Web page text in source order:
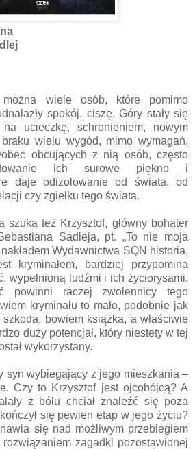
wiele osób, które pomimo
spokój, ciszę. Góry stały się
ucieczkę, schronieniem, nowym
wielu wygód, mimo wymagań,
obcujących z nią osób, często
ich surowe piękno i
daje odizolowanie od świata, od
czy zgiełku tego świata.
szuka też Krzysztof, główny bohater
Sadleja, pt. „To nie moja
Wydawnictwa SQN historia,
kryminałem, bardziej przypomina
wypełnioną ludźmi i ich życiorysami.
powinni raczej zwolennicy tego
kryminału to mało, podobnie jak
bowiem książka, a właściwie
duży potencjał, który niestety w tej
wykorzystany.
syn wybiegający z jego mieszkania –
Czy to Krzysztof jest ojcobójcą? A
z bólu chciał znaleźć się poza
się pewien etap w jego życiu?
się nad możliwym przebiegiem
zagadki pozostawionej